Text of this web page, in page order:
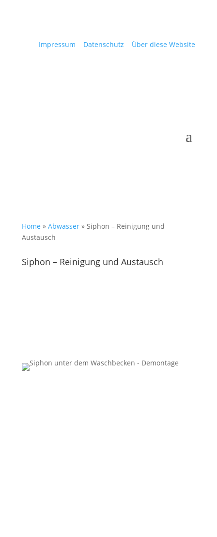
Impressum Datenschutz Über diese Website
Home » Abwasser» Siphon – Reinigung und
Austausch
Siphon – Reinigung und Austausch